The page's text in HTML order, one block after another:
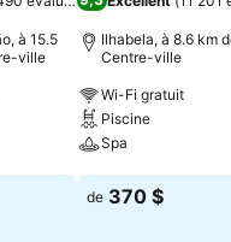
à 15.5
ville
prix
Ilhabela, à 8.6 km
Centre-ville
Wi-Fi gratuit
Piscine
Spa
Consulter les
de 370 $